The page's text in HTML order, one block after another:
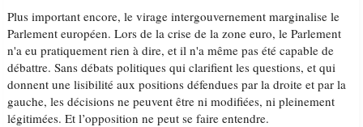
Plus important encore, le virage intergouvernement marginalise le
Parlement européen. Lors de la crise de la zone euro, le Parlement
n'a eu pratiquement rien à dire, et il n'a même pas été capable de
débattre. Sans débats politiques qui clarifient les questions, et qui
donnent une lisibilité aux positions défendues par la droite et par la
gauche, les décisions ne peuvent être ni modifiées, ni pleinement
légitimées. Et l’opposition ne peut se faire entendre.